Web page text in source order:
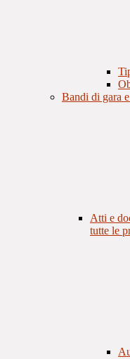
Bandi di gara
Atti e
tutte le